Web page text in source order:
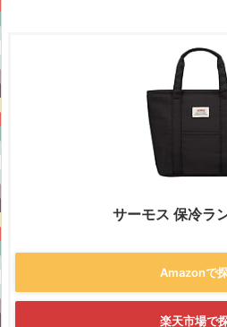
サーモス 保冷ラ
Amazonで
楽天市場で